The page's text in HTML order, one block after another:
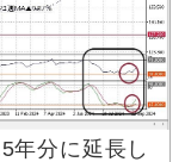
年分に延長し